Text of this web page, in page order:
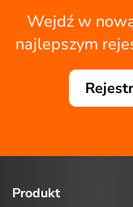
Wejdź w
najlepszym
Produkt